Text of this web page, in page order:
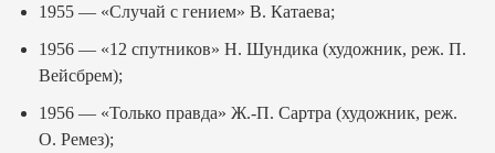
1955 — «Случай с гением» В. Катаева;
1956 — «12 спутников» Н. Шундика (художник, реж. П.
Вейсбрем);
1956 — «Только правда» Ж.-П. Сартра (художник, реж.
О. Ремез);